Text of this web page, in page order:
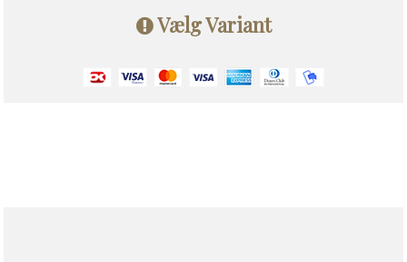
Vælg Variant